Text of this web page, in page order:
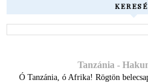
Tanzánia -
Ó Tanzánia, ó Afrika! Rögtön